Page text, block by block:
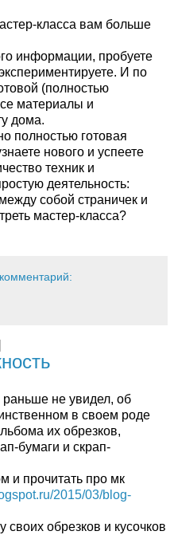
класса вам больше
информации, пробуете
И по
(полностью
материалы и
дома.
полностью готовая
нового и успеете
техник и
деятельность:
собой страничек и
мастер-класса?
не увидел, об
в своем роде
их обрезков,
бумаги и скрап-
и прочитать про мк
2015/03/blog-
своих обрезков и кусочков